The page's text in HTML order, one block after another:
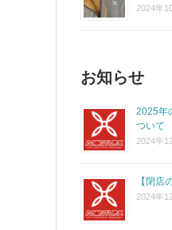
2024年
お知らせ
2025年
ついて
2024年
【閉店
2024年